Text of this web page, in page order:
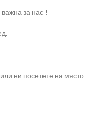
за нас !
ни посетете на място